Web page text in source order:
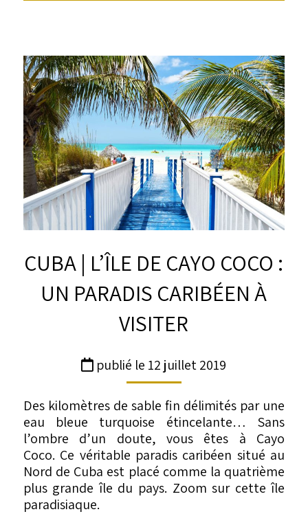
CUBA | L’ÎLE DE CAYO COCO :
UN PARADIS CARIBÉEN À
VISITER
publié le 12 juillet 2019
Des kilomètres de sable fin délimités par une
eau bleue turquoise étincelante… Sans
l’ombre d’un doute, vous êtes à Cayo
Coco. Ce véritable paradis caribéen situé au
Nord de Cuba est placé comme la quatrième
plus grande île du pays. Zoom sur cette île
paradisiaque.